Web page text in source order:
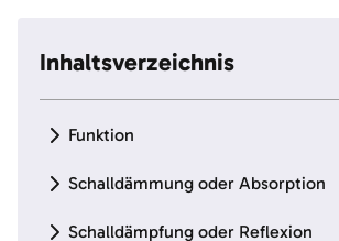
Inhaltsverzeichnis
Funktion
Schalldämmung oder Absorption
Schalldämpfung oder Reflexion